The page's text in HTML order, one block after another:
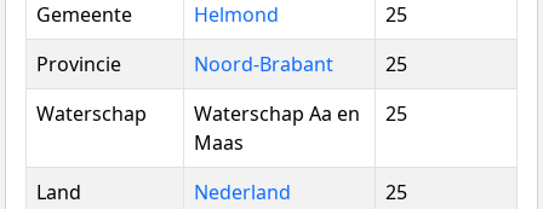
Gemeente
Helmond
25
Provincie
Noord-Brabant
25
Waterschap
Waterschap Aa en
Maas
25
Land Nederland 25